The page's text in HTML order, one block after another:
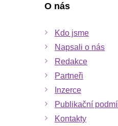
O nás
Kdo jsme
Napsali o nás
Redakce
Partneři
Inzerce
Publikační
Kontakty